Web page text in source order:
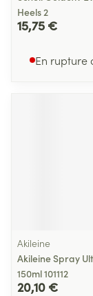
Heels 2
15,75 €
En rupture
Akileine
Akileine Spray
150ml 101112
20,10 €